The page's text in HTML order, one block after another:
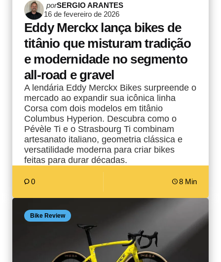
Postado
por
porSERGIO ARANTES
16 de fevereiro de 2026
Eddy Merckx lança bikes de
titânio que misturam tradição
e modernidade no segmento
all-road e gravel
A lendária Eddy Merckx Bikes surpreende o
mercado ao expandir sua icônica linha
Corsa com dois modelos em titânio
Columbus Hyperion. Descubra como o
Pévèle Ti e o Strasbourg Ti combinam
artesanato italiano, geometria clássica e
versatilidade moderna para criar bikes
feitas para durar décadas.
0 8 Min
Bike Review